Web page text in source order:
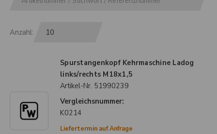
Anzahl:
Spurstangenkopf Kehrmaschine Ladog
links/rechts M18x1,5
Artikel-Nr. 51990239
Vergleichsnummer:
K0214
Liefertermin auf Anfrage